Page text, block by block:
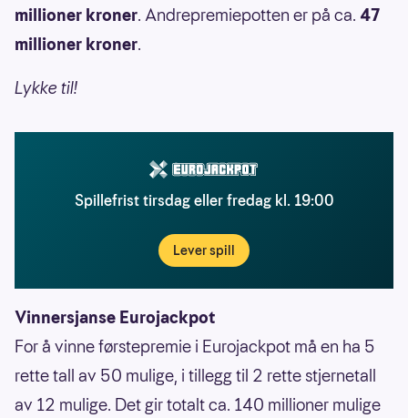
millioner kroner. Andrepremiepotten er på ca. 47
millioner kroner.
Lykke til!
Spillefrist tirsdag eller fredag kl. 19:00
Lever spill
Vinnersjanse Eurojackpot
For å vinne førstepremie i Eurojackpot må en ha 5
rette tall av 50 mulige, i tillegg til 2 rette stjernetall
av 12 mulige. Det gir totalt ca. 140 millioner mulige